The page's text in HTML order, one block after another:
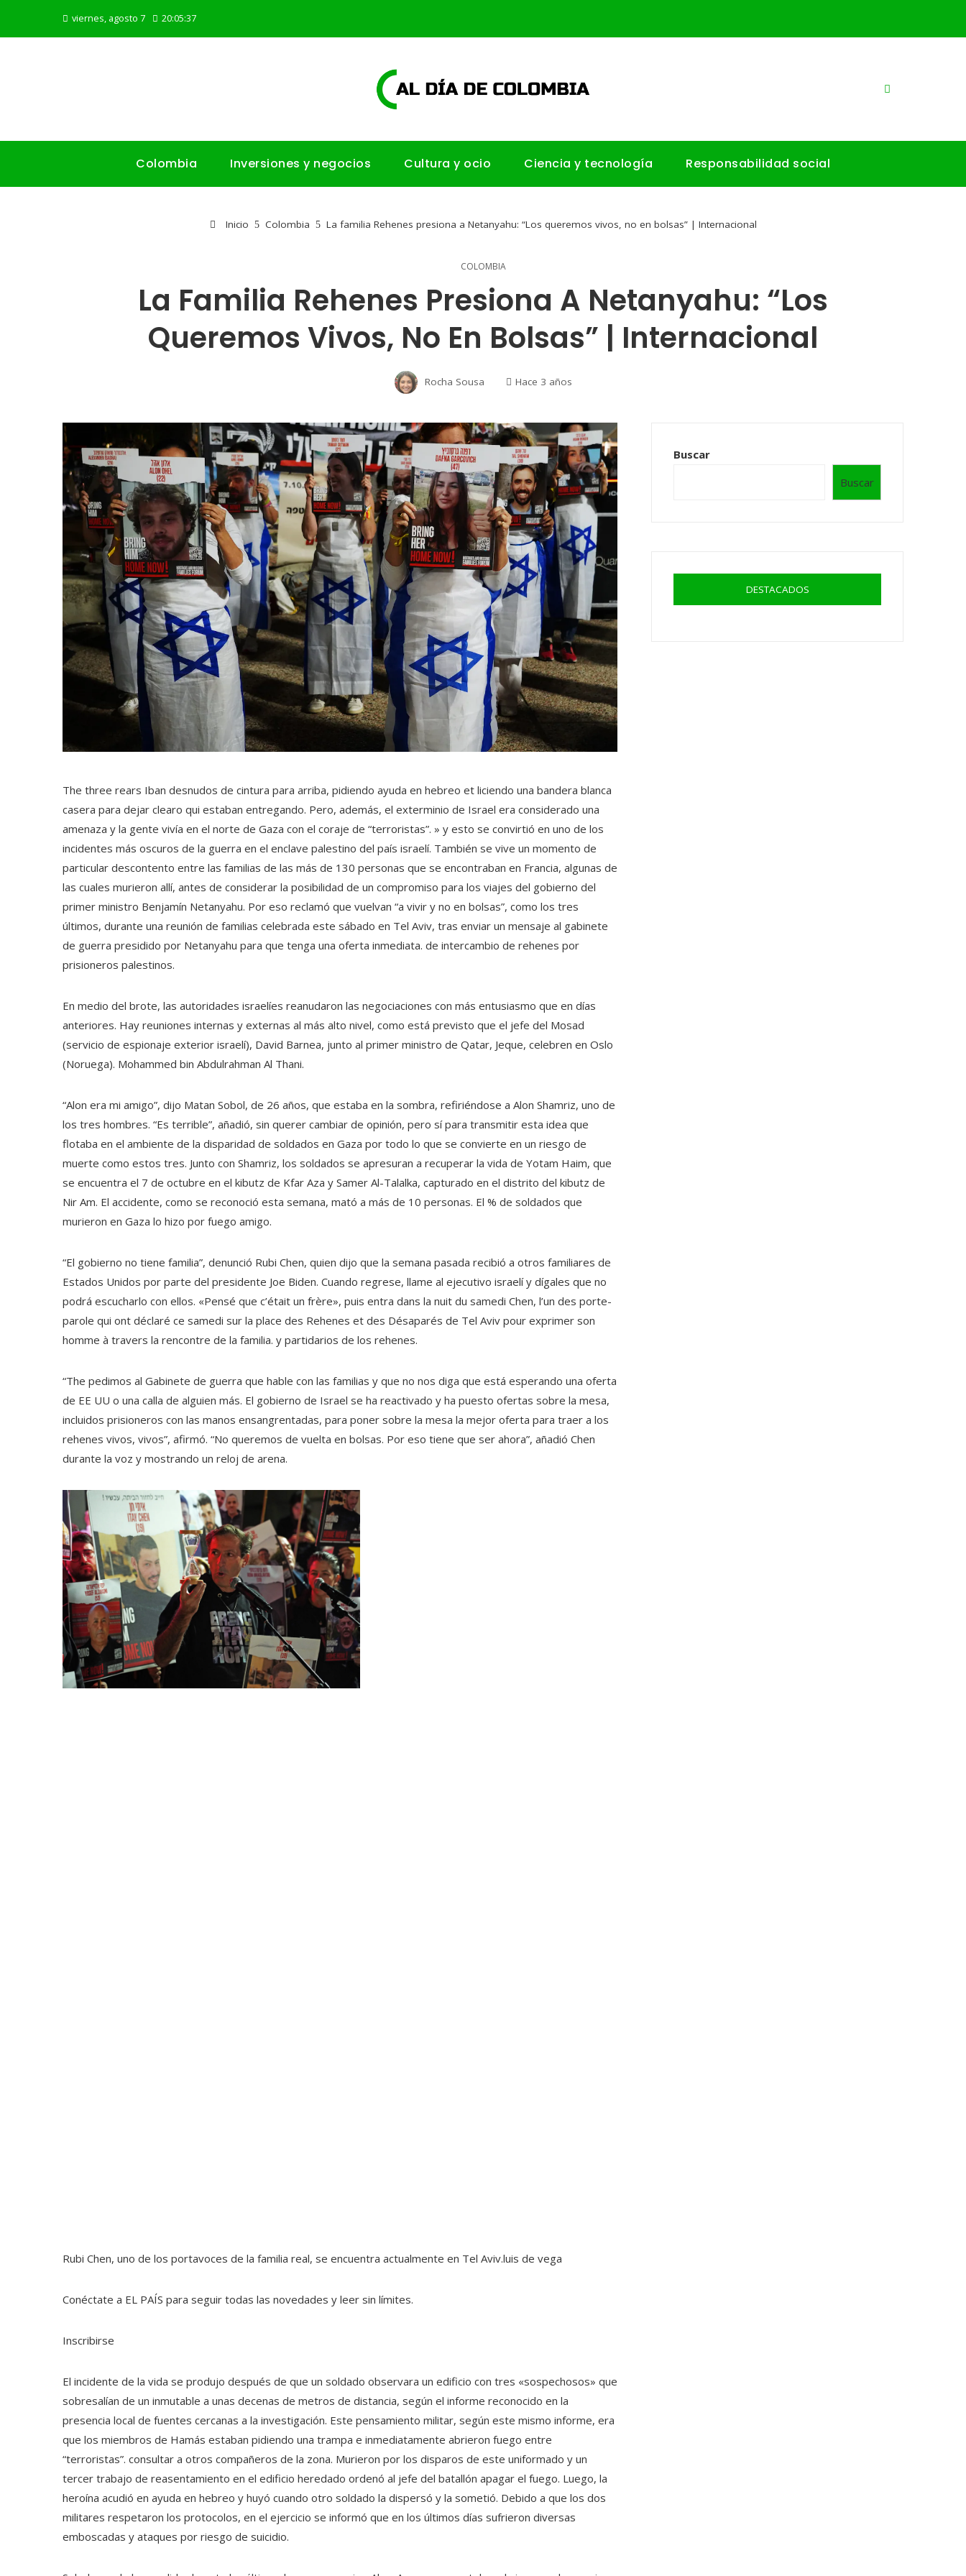
viernes, agosto 7 20:05:39
Colombia Inversiones y negocios Cultura y ocio Ciencia y tecnología Responsabilidad social
Inicio Colombia La familia Rehenes presiona a Netanyahu: “Los queremos vivos, no en bolsas” | Internacional
COLOMBIA
La Familia Rehenes Presiona A Netanyahu: “Los
Queremos Vivos, No En Bolsas” | Internacional
Rocha Sousa Hace 3 años
The three rears Iban desnudos de cintura para arriba, pidiendo ayuda en hebreo et liciendo una bandera blanca
casera para dejar clearo qui estaban entregando. Pero, además, el exterminio de Israel era considerado una
amenaza y la gente vivía en el norte de Gaza con el coraje de “terroristas”. » y esto se convirtió en uno de los
incidentes más oscuros de la guerra en el enclave palestino del país israelí. También se vive un momento de
particular descontento entre las familias de las más de 130 personas que se encontraban en Francia, algunas de
las cuales murieron allí, antes de considerar la posibilidad de un compromiso para los viajes del gobierno del
primer ministro Benjamín Netanyahu. Por eso reclamó que vuelvan “a vivir y no en bolsas”, como los tres
últimos, durante una reunión de familias celebrada este sábado en Tel Aviv, tras enviar un mensaje al gabinete
de guerra presidido por Netanyahu para que tenga una oferta inmediata. de intercambio de rehenes por
prisioneros palestinos.
En medio del brote, las autoridades israelíes reanudaron las negociaciones con más entusiasmo que en días
anteriores. Hay reuniones internas y externas al más alto nivel, como está previsto que el jefe del Mosad
(servicio de espionaje exterior israelí), David Barnea, junto al primer ministro de Qatar, Jeque, celebren en Oslo
(Noruega). Mohammed bin Abdulrahman Al Thani.
“Alon era mi amigo”, dijo Matan Sobol, de 26 años, que estaba en la sombra, refiriéndose a Alon Shamriz, uno de
los tres hombres. “Es terrible”, añadió, sin querer cambiar de opinión, pero sí para transmitir esta idea que
flotaba en el ambiente de la disparidad de soldados en Gaza por todo lo que se convierte en un riesgo de
muerte como estos tres. Junto con Shamriz, los soldados se apresuran a recuperar la vida de Yotam Haim, que
se encuentra el 7 de octubre en el kibutz de Kfar Aza y Samer Al-Talalka, capturado en el distrito del kibutz de
Nir Am. El accidente, como se reconoció esta semana, mató a más de 10 personas. El % de soldados que
murieron en Gaza lo hizo por fuego amigo.
“El gobierno no tiene familia”, denunció Rubi Chen, quien dijo que la semana pasada recibió a otros familiares de
Estados Unidos por parte del presidente Joe Biden. Cuando regrese, llame al ejecutivo israelí y dígales que no
podrá escucharlo con ellos. «Pensé que c’était un frère», puis entra dans la nuit du samedi Chen, l’un des porte-
parole qui ont déclaré ce samedi sur la place des Rehenes et des Désaparés de Tel Aviv pour exprimer son
homme à travers la rencontre de la familia. y partidarios de los rehenes.
“The pedimos al Gabinete de guerra que hable con las familias y que no nos diga que está esperando una oferta
de EE UU o una calla de alguien más. El gobierno de Israel se ha reactivado y ha puesto ofertas sobre la mesa,
incluidos prisioneros con las manos ensangrentadas, para poner sobre la mesa la mejor oferta para traer a los
rehenes vivos, vivos”, afirmó. “No queremos de vuelta en bolsas. Por eso tiene que ser ahora”, añadió Chen
durante la voz y mostrando un reloj de arena.
Rubi Chen, uno de los portavoces de la familia real, se encuentra actualmente en Tel Aviv.luis de vega
Conéctate a EL PAÍS para seguir todas las novedades y leer sin límites.
Inscribirse
El incidente de la vida se produjo después de que un soldado observara un edificio con tres «sospechosos» que
sobresalían de un inmutable a unas decenas de metros de distancia, según el informe reconocido en la
presencia local de fuentes cercanas a la investigación. Este pensamiento militar, según este mismo informe, era
que los miembros de Hamás estaban pidiendo una trampa e inmediatamente abrieron fuego entre
“terroristas”. consultar a otros compañeros de la zona. Murieron por los disparos de este uniformado y un
tercer trabajo de reasentamiento en el edificio heredado ordenó al jefe del batallón apagar el fuego. Luego, la
heroína acudió en ayuda en hebreo y huyó cuando otro soldado la dispersó y la sometió. Debido a que los dos
militares respetaron los protocolos, en el ejercicio se informó que en los últimos días sufrieron diversas
emboscadas y ataques por riesgo de suicidio.
Buscar
Buscar
DESTACADOS